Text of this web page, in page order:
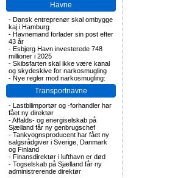
Havne
- Dansk entreprenør skal ombygge
kaj i Hamburg
- Havnemand forlader sin post efter
43 år
- Esbjerg Havn investerede 748
millioner i 2025
- Skibsfarten skal ikke være kanal
og skydeskive for narkosmugling
- Nye regler mod narkosmugling:
Transportnavne
- Lastbilimportør og -forhandler har
fået ny direktør
-Affalds- og energiselskab på
Sjælland får ny genbrugschef
- Tankvognsproducent har fået ny
salgsrådgiver i Sverige, Danmark
og Finland
- Finansdirektør i lufthavn er død
- Togselskab på Sjælland får ny
administrerende direktør